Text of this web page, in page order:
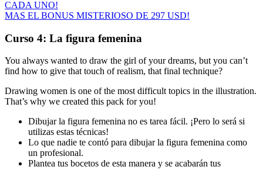
CADA UNO!
MAS EL BONUS MISTERIOSO DE 297 USD!
Curso 4: La figura femenina
You always wanted to draw the girl of your dreams, but you can’t
find how to give that touch of realism, that final technique?
Drawing women is one of the most difficult topics in the illustration.
That’s why we created this pack for you!
Dibujar la figura femenina no es tarea fácil. ¡Pero lo será si
utilizas estas técnicas!
Lo que nadie te contó para dibujar la figura femenina como
un profesional.
Plantea tus bocetos de esta manera y se acabarán tus